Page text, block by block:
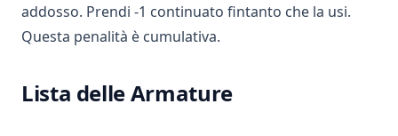
addosso. Prendi -1 continuato fintanto che la usi.
Questa penalità è cumulativa.
Lista delle Armature